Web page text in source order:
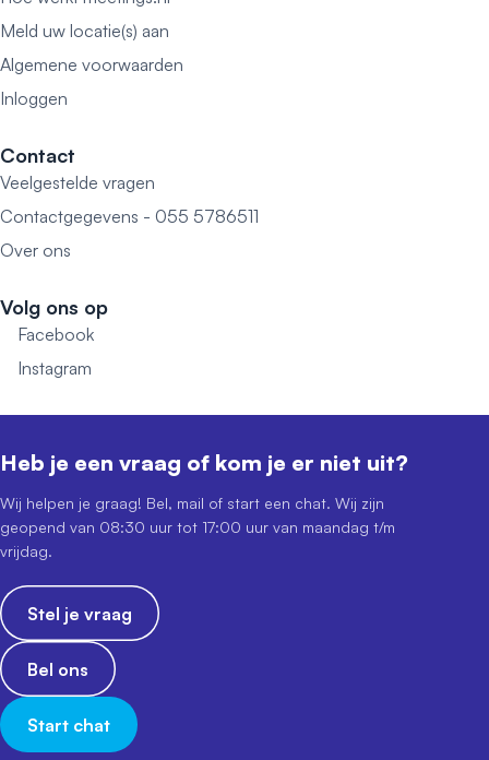
Meld uw locatie(s) aan
Algemene voorwaarden
Inloggen
Contact
Veelgestelde vragen
Contactgegevens - 055 5786511
Over ons
Volg ons op
Facebook
Instagram
Heb je een vraag of kom je er niet uit?
Wij helpen je graag! Bel, mail of start een chat. Wij zijn
geopend van 08:30 uur tot 17:00 uur van maandag t/m
vrijdag.
Stel je vraag
Bel ons
Start chat